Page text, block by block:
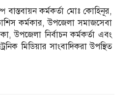
বাস্তবায়ন কর্মকর্তা মোঃ কোহিনূর,
কর্মকার, উপজেলা সমাজসেবা
উপজেলা নির্বাচন কর্মকর্তা এবং
মিডিয়ার সাংবাদিকরা উপস্থিত